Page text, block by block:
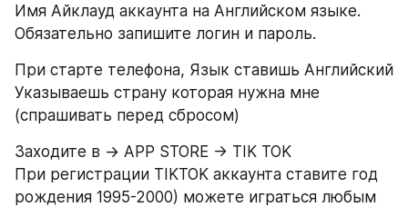
Имя Айклауд аккаунта на Английском языке.
Обязательно запишите логин и пароль.
При старте телефона, Язык ставишь Английский
Указываешь страну которая нужна мне
(спрашивать перед сбросом)
Заходите в -> APP STORE -> TIK TOK
При регистрации TIKTOK аккаунта ставите год
рождения 1995-2000) можете играться любым